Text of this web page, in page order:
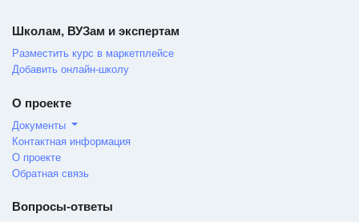
Школам, ВУЗам и экспертам
Разместить курс в маркетплейсе
Добавить онлайн-школу
О проекте
Документы
Контактная информация
О проекте
Обратная связь
Вопросы-ответы